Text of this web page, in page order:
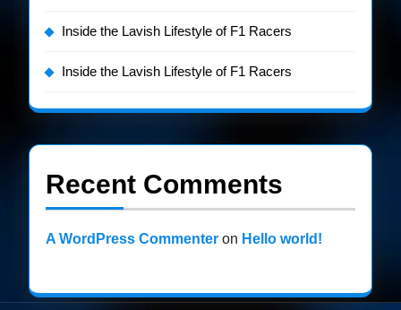
Inside the Lavish Lifestyle of F1 Racers
Inside the Lavish Lifestyle of F1 Racers
Recent Comments
A WordPress Commenter on Hello world!